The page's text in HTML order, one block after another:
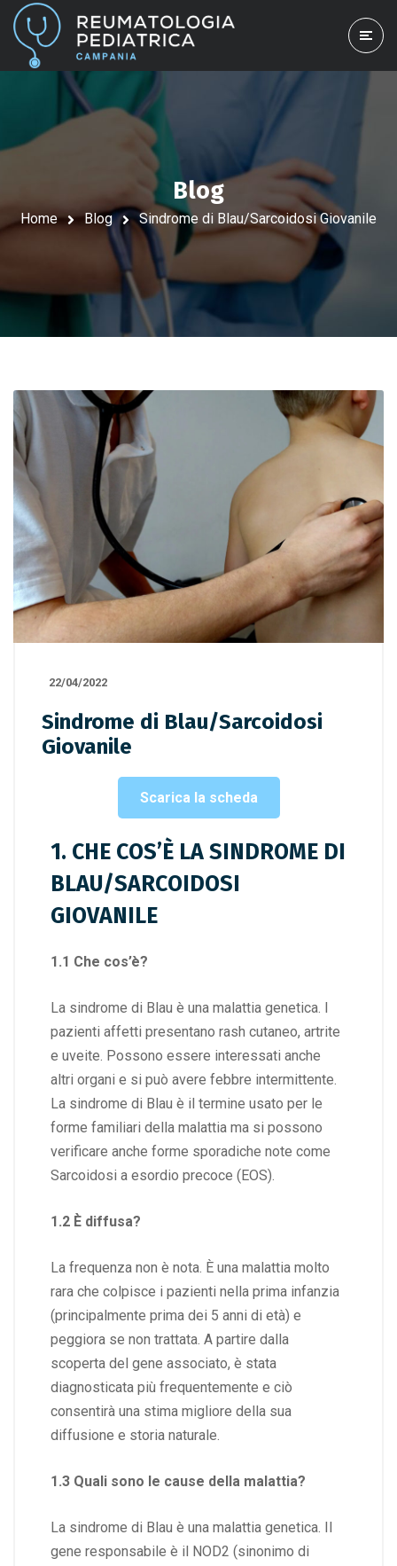
Blog
Home Blog Sindrome di Blau/Sarcoidosi Giovanile
22/04/2022
Sindrome di Blau/Sarcoidosi
Giovanile
Scarica la scheda
1. CHE COS’È LA SINDROME DI
BLAU/SARCOIDOSI
GIOVANILE
1.1 Che cos’è?
La sindrome di Blau è una malattia genetica. I
pazienti affetti presentano rash cutaneo, artrite
e uveite. Possono essere interessati anche
altri organi e si può avere febbre intermittente.
La sindrome di Blau è il termine usato per le
forme familiari della malattia ma si possono
verificare anche forme sporadiche note come
Sarcoidosi a esordio precoce (EOS).
1.2 È diffusa?
La frequenza non è nota. È una malattia molto
rara che colpisce i pazienti nella prima infanzia
(principalmente prima dei 5 anni di età) e
peggiora se non trattata. A partire dalla
scoperta del gene associato, è stata
diagnosticata più frequentemente e ciò
consentirà una stima migliore della sua
diffusione e storia naturale.
1.3 Quali sono le cause della malattia?
La sindrome di Blau è una malattia genetica. Il
gene responsabile è il NOD2 (sinonimo di